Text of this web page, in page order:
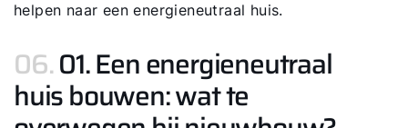
helpen naar een energieneutraal huis.
06.01. Een energieneutraal
huis bouwen: wat te